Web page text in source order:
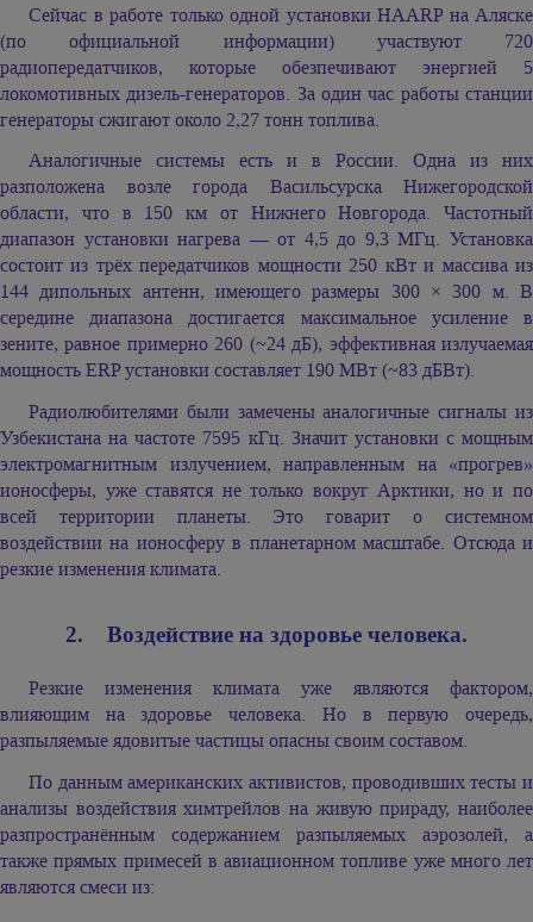
Сейчас в работе только одной установки HAARP на Аляске
(по официальной информации) участвуют 720
радиопередатчиков, которые обезпечивают энергией 5
локомотивных дизель-генераторов. За один час работы станции
генераторы сжигают около 2,27 тонн топлива.
Аналогичные системы есть и в России. Одна из них
разположена возле города Васильсурска Нижегородской
области, что в 150 км от Нижнего Новгорода. Частотный
диапазон установки нагрева — от 4,5 до 9,3 МГц. Установка
состоит из трёх передатчиков мощности 250 кВт и массива из
144 дипольных антенн, имеющего размеры 300 × 300 м. В
середине диапазона достигается максимальное усиление в
зените, равное примерно 260 (~24 дБ), эффективная излучаемая
мощность ERP установки составляет 190 МВт (~83 дБВт).
Радиолюбителями были замечены аналогичные сигналы из
Узбекистана на частоте 7595 кГц. Значит установки с мощным
электромагнитным излучением, направленным на «прогрев»
ионосферы, уже ставятся не только вокруг Арктики, но и по
всей территории планеты. Это говарит о системном
воздействии на ионосферу в планетарном масштабе. Отсюда и
резкие изменения климата.
2. Воздействие на здоровье человека.
Резкие изменения климата уже являются фактором,
влияющим на здоровье человека. Но в первую очередь,
разпыляемые ядовитые частицы опасны своим составом.
По данным американских активистов, проводивших тесты и
анализы воздействия химтрейлов на живую прираду, наиболее
разпространённым содержанием разпыляемых аэрозолей, а
также прямых примесей в авиационном топливе уже много лет
являются смеси из: